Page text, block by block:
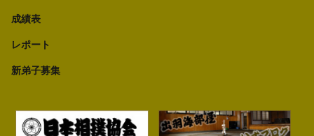
成績表
レポート
新弟子募集